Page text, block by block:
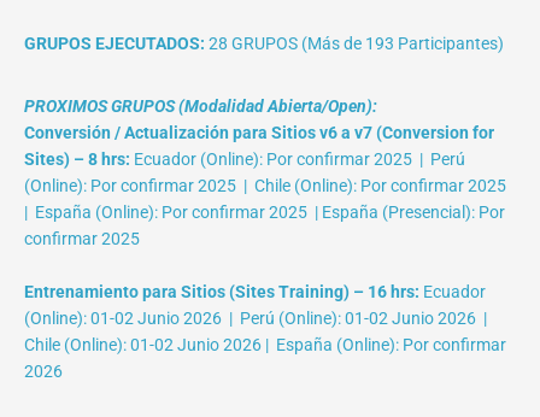
GRUPOS EJECUTADOS: 28 GRUPOS (Más de 193 Participantes)
PROXIMOS GRUPOS (Modalidad Abierta/Open):
Conversión / Actualización para Sitios v6 a v7 (Conversion for
Sites) – 8 hrs: Ecuador (Online): Por confirmar 2025 | Perú
(Online): Por confirmar 2025 | Chile (Online): Por confirmar 2025
| España (Online): Por confirmar 2025 | España (Presencial): Por
confirmar 2025
Entrenamiento para Sitios (Sites Training) – 16 hrs: Ecuador
(Online): 01-02 Junio 2026 | Perú (Online): 01-02 Junio 2026 |
Chile (Online): 01-02 Junio 2026 | España (Online): Por confirmar
2026